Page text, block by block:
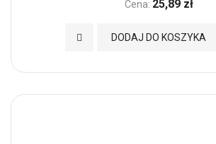
Cena: 25,89 zł
DODAJ DO KOSZYKA
Dodaj do Ulubionych